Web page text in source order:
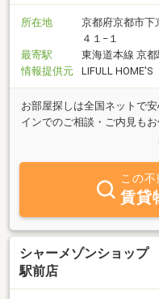
所在地
京都府京都市下
４１−１
最寄駅
東海道本線 京
情報提供元
LIFULL HOME'S
お部屋探しは全国ネットで
インでのご相談・ご内見も
他府県からお越しのお客様
この
賃貸
シャーメゾンショッ
駅前店